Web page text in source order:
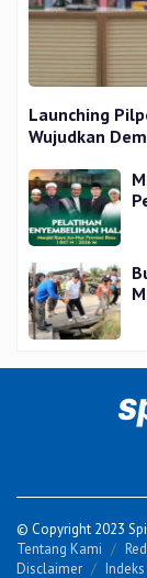
Launching
Wujudkan
© Copyright 2023
Tentang Kami
Disclaimer